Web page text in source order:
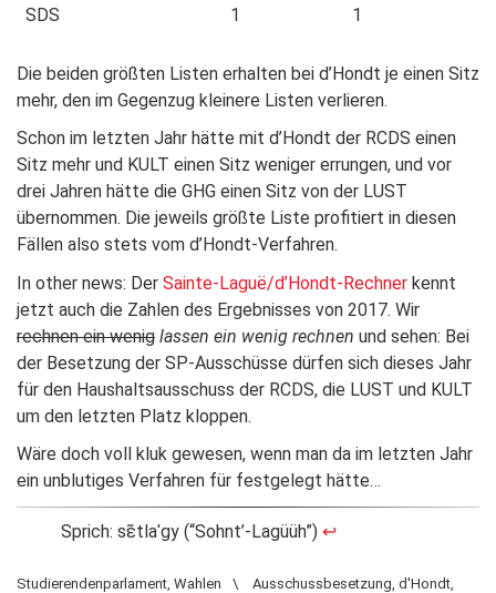
SDS 1 1
Die beiden größten Listen erhalten bei d’Hondt je einen Sitz
mehr, den im Gegenzug kleinere Listen verlieren.
Schon im letzten Jahr hätte mit d’Hondt der RCDS einen
Sitz mehr und KULT einen Sitz weniger errungen, und vor
drei Jahren hätte die GHG einen Sitz von der LUST
übernommen. Die jeweils größte Liste profitiert in diesen
Fällen also stets vom d’Hondt-Verfahren.
In other news: Der Sainte-Laguë/d’Hondt-Rechner kennt
jetzt auch die Zahlen des Ergebnisses von 2017. Wir
rechnen ein wenig lassen ein wenig rechnen und sehen: Bei
der Besetzung der SP-Ausschüsse dürfen sich dieses Jahr
für den Haushaltsausschuss der RCDS, die LUST und KULT
um den letzten Platz kloppen.
Wäre doch voll kluk gewesen, wenn man da im letzten Jahr
ein unblutiges Verfahren für festgelegt hätte…
Sprich: sɛ̃tlaˈɡy (“Sohnt’-Lagüüh”) ↩
Studierendenparlament Wahlen \ Ausschussbesetzung d'Hondt